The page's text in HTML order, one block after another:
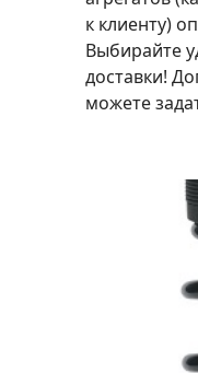
к клиенту)
Выбирайте
доставки!
можете